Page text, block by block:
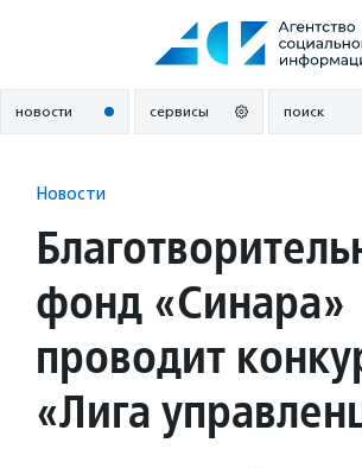
новости сервисы поиск
Новости
фонд «Синара»
проводит
«Лига